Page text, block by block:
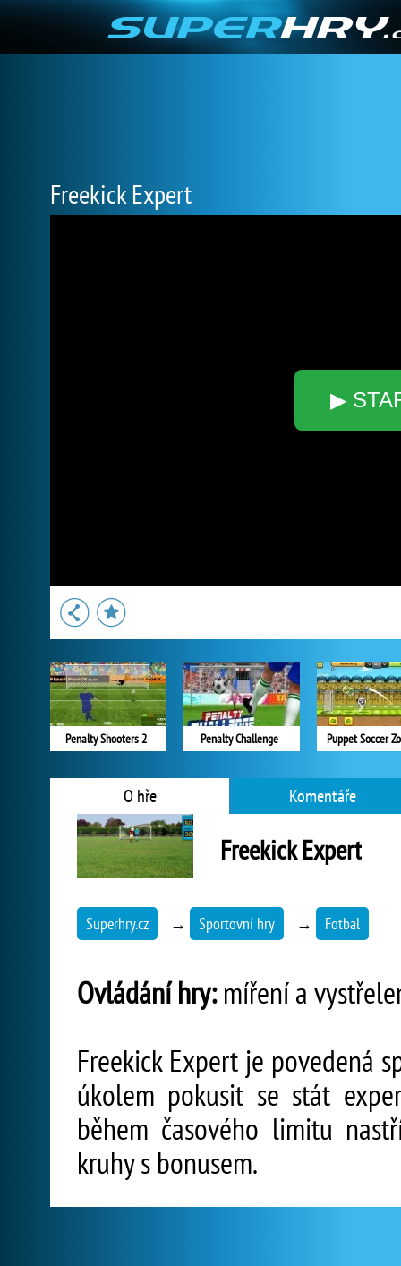
Freekick Expert
▶
Penalty Shooters 2 Penalty Challenge Puppet Soccer
O hře Komentáře
Freekick Expert
Superhry.cz → Sportovní hry → Fotbal
Ovládání hry:míření a
Freekick Expert je povedená
úkolem pokusit se stát
během časového limitu
kruhy s bonusem.